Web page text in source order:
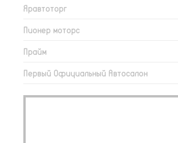
Яравтоторг
Пионер моторс
Прайм
Первый Официальный Автосалон